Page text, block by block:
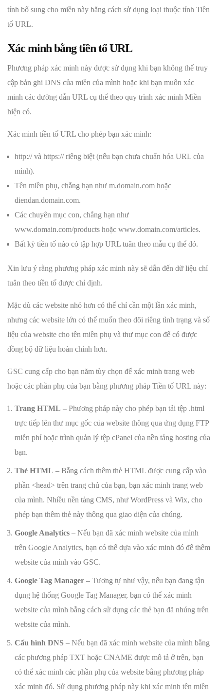
tính bổ sung cho miền này bằng cách sử dụng loại thuộc tính Tiền
tố URL.
Xác minh bằng tiền tố URL
Phương pháp xác minh này được sử dụng khi bạn không thể truy
cập bản ghi DNS của miền của mình hoặc khi bạn muốn xác
minh các đường dẫn URL cụ thể theo quy trình xác minh Miền
hiện có.
Xác minh tiền tố URL cho phép bạn xác minh:
http:// và https:// riêng biệt (nếu bạn chưa chuẩn hóa URL của
mình).
Tên miền phụ, chẳng hạn như m.domain.com hoặc
diendan.domain.com.
Các chuyên mục con, chẳng hạn như
www.domain.com/products hoặc www.domain.com/articles.
Bất kỳ tiền tố nào có tập hợp URL tuân theo mẫu cụ thể đó.
Xin lưu ý rằng phương pháp xác minh này sẽ dẫn đến dữ liệu chỉ
tuân theo tiền tố được chỉ định.
Mặc dù các website nhỏ hơn có thể chỉ cần một lần xác minh,
nhưng các website lớn có thể muốn theo dõi riêng tình trạng và số
liệu của website cho tên miền phụ và thư mục con để có được
đồng bộ dữ liệu hoàn chỉnh hơn.
GSC cung cấp cho bạn năm tùy chọn để xác minh trang web
hoặc các phần phụ của bạn bằng phương pháp Tiền tố URL này:
Trang HTML – Phương pháp này cho phép bạn tải tệp .html
trực tiếp lên thư mục gốc của website thông qua ứng dụng FTP
miễn phí hoặc trình quản lý tệp cPanel của nền tảng hosting của
bạn.
Thẻ HTML – Bằng cách thêm thẻ HTML được cung cấp vào
phần <head> trên trang chủ của bạn, bạn xác minh trang web
của mình. Nhiều nền tảng CMS, như WordPress và Wix, cho
phép bạn thêm thẻ này thông qua giao diện của chúng.
Google Analytics – Nếu bạn đã xác minh website của mình
trên Google Analytics, bạn có thể dựa vào xác minh đó để thêm
website của mình vào GSC.
Google Tag Manager – Tương tự như vậy, nếu bạn đang tận
dụng hệ thống Google Tag Manager, bạn có thể xác minh
website của mình bằng cách sử dụng các thẻ bạn đã nhúng trên
website của mình.
Cấu hình DNS – Nếu bạn đã xác minh website của mình bằng
các phương pháp TXT hoặc CNAME được mô tả ở trên, bạn
có thể xác minh các phần phụ của website bằng phương pháp
xác minh đó. Sử dụng phương pháp này khi xác minh tên miền